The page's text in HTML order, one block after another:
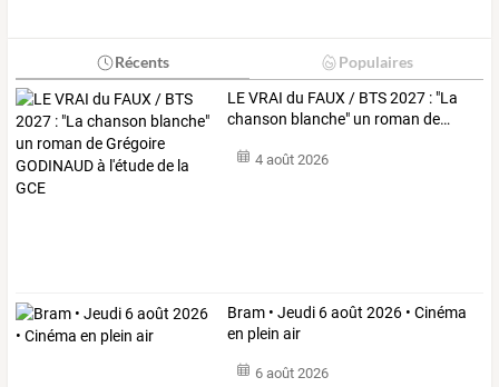
Récents Populaires
LEVRAI du FAUX/ BTS2027 : "La
chanson blanche" un roman de…
4 août 2026
Bram • Jeudi 6 août 2026 • Cinéma
en plein air
6 août 2026